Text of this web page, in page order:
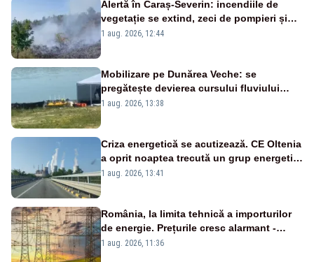
Alertă în Caraș-Severin: incendiile de
vegetație se extind, zeci de pompieri și
silvicultori se luptă cu flăcările - VIDEO
1 aug. 2026, 12:44
Mobilizare pe Dunărea Veche: se
pregătește devierea cursului fluviului
către Cernavodă – VIDEO
1 aug. 2026, 13:38
Criza energetică se acutizează. CE Oltenia
a oprit noaptea trecută un grup energetic
de la Rovinari
1 aug. 2026, 13:41
România, la limita tehnică a importurilor
de energie. Prețurile cresc alarmant -
Analiză Realitatea Plus
1 aug. 2026, 11:36